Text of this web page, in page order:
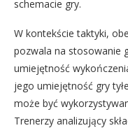
schemacie gry.
W kontekście taktyki,
pozwala na stosowanie
umiejętność
jego umiejętność gry
może być
Trenerzy analizujący